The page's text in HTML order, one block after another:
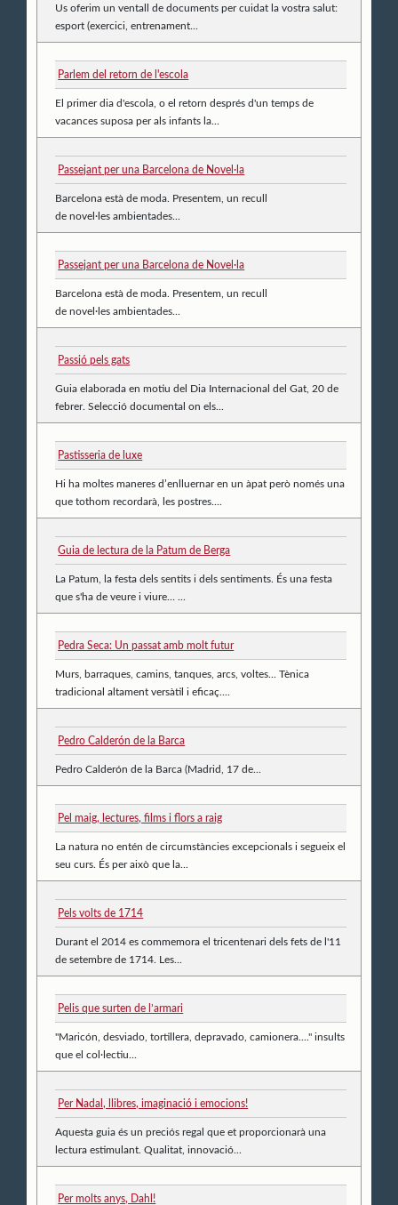
Us oferim un ventall de documents per cuidat la vostra salut:
esport (exercici, entrenament...
Parlem del retorn de l'escola
El primer dia d'escola, o el retorn després d'un temps de
vacances suposa per als infants la...
Passejant per una Barcelona de Novel·la
Barcelona està de moda. Presentem, un recull
de novel·les ambientades...
Passejant per una Barcelona de Novel·la
Barcelona està de moda. Presentem, un recull
de novel·les ambientades...
Passió pels gats
Guia elaborada en motiu del Dia Internacional del Gat, 20 de
febrer. Selecció documental on els...
Pastisseria de luxe
Hi ha moltes maneres d’enlluernar en un àpat però només una
que tothom recordarà, les postres....
Guia de lectura de la Patum de Berga
La Patum, la festa dels sentits i dels sentiments. És una festa
que s'ha de veure i viure… ...
Pedra Seca: Un passat amb molt futur
Murs, barraques, camins, tanques, arcs, voltes... Tènica
tradicional altament versàtil i eficaç....
Pedro Calderón de la Barca
Pedro Calderón de la Barca (Madrid, 17 de...
Pel maig, lectures, films i flors a raig
La natura no entén de circumstàncies excepcionals i segueix el
seu curs. És per això que la...
Pels volts de 1714
Durant el 2014 es commemora el tricentenari dels fets de l'11
de setembre de 1714. Les...
Pelis que surten de l’armari
"Maricón, desviado, tortillera, depravado, camionera...." insults
que el col·lectiu...
Per Nadal, llibres, imaginació i emocions!
Aquesta guia és un preciós regal que et proporcionarà una
lectura estimulant. Qualitat, innovació...
Per molts anys, Dahl!